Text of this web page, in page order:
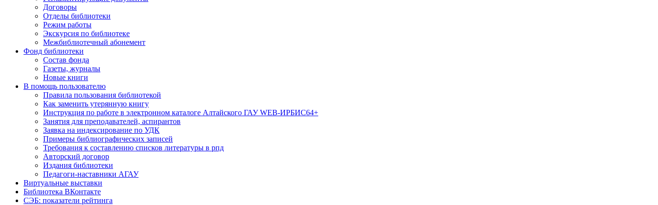
Договоры
Отделы библиотеки
Режим работы
Экскурсия по библиотеке
Межбиблиотечный абонемент
Фонд библиотеки
Состав фонда
Газеты, журналы
Новые книги
В помощь пользователю
Правила пользования библиотекой
Как заменить утерянную книгу
Инструкция по работе в электронном каталоге Алтайского ГАУ WEB-ИРБИС64+
Занятия для преподавателей, аспирантов
Заявка на индексирование по УДК
Примеры библиографических записей
Требования к составлению списков литературы в рпд
Авторский договор
Издания библиотеки
Педагоги-наставники АГАУ
Виртуальные выставки
Библиотека ВКонтакте
СЭБ: показатели рейтинга